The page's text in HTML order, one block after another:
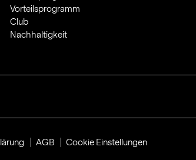
Vorteilsprogramm
Club
Nachhaltigkeit
AGB Cookie Einstellungen